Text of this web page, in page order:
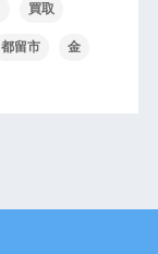
買取
都留市 金